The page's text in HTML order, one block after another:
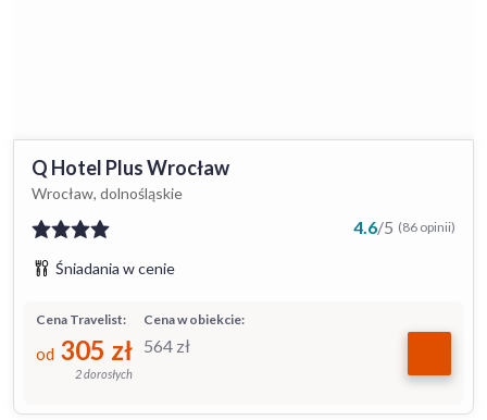
Q Hotel Plus Wrocław
Wrocław, dolnośląskie
4.6/5 (86 opinii)
Śniadania w cenie
Cena w obiekcie:
564 zł
Cena Travelist:
od 305 zł
2 dorosłych